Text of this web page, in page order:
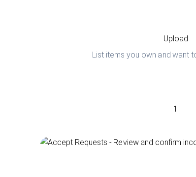
Upload
List items you own and want
1